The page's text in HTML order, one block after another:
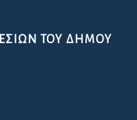
ΤΟΥ ΔΉΜΟΥ